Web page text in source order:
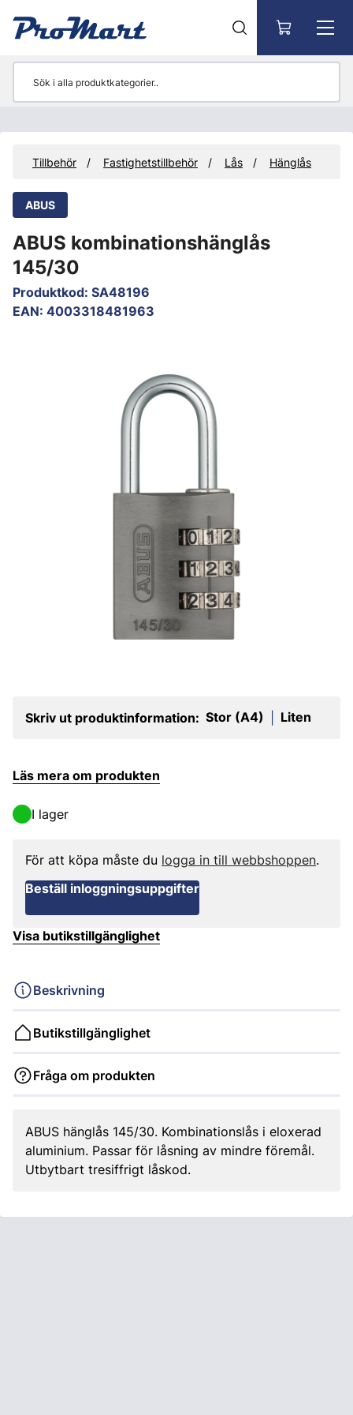
Tillbehör Fastighetstillbehör Lås Hänglås
ABUS
ABUS kombinationshänglås
145/30
Produktkod: SA48196
EAN: 4003318481963
Skriv ut produktinformation: Stor (A4) Liten
Läs mera om produkten
I lager
För att köpa måste du logga in till webbshoppen.
Beställ inloggningsuppgifter
Visa butikstillgänglighet
Beskrivning
Butikstillgänglighet
Fråga om produkten
ABUS hänglås 145/30. Kombinationslås i eloxerad
aluminium. Passar för låsning av mindre föremål.
Utbytbart tresiffrigt låskod.